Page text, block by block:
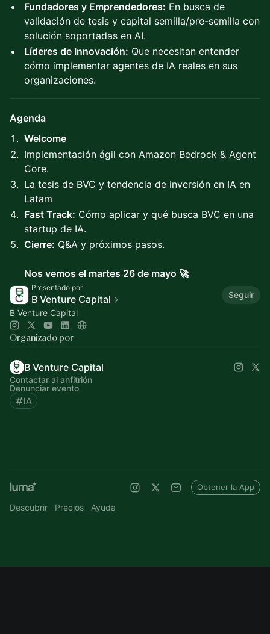
Fundadores y Emprendedores: En busca de
validación de tesis y capital semilla/pre-semilla con
solución soportadas en AI.
Líderes de Innovación: Que necesitan entender
cómo implementar agentes de IA reales en sus
organizaciones.
Agenda
Welcome
Implementación ágil con Amazon Bedrock & Agent
Core.
La tesis de BVC y tendencia de inversión en IA en
Latam
Fast Track: Cómo aplicar y qué busca BVC en una
startup de IA.
Cierre: Q&A y próximos pasos.
Nos vemos el martes 26 de mayo 🚀
Presentado por
B Venture Capital
Seguir
B Venture Capital
Organizado por
B Venture Capital
Contactar al anfitrión
Denunciar evento
IA
Descubrir Precios Ayuda
Obtener la App